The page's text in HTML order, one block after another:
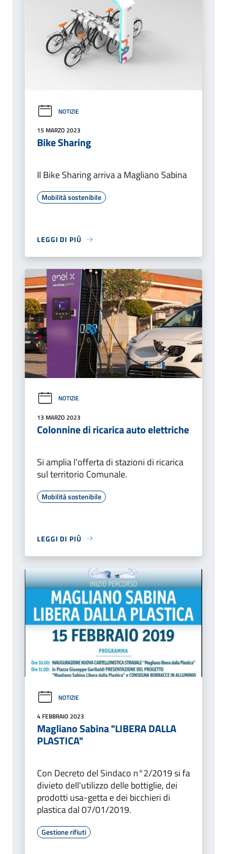
NOTIZIE
15 MARZO 2023
Bike Sharing
Il Bike Sharing arriva a Magliano Sabina
Mobilità sostenibile
LEGGI DI PIÙ
NOTIZIE
13 MARZO 2023
Colonnine di ricarica auto elettriche
Si amplia l'offerta di stazioni di ricarica
sul territorio Comunale.
Mobilità sostenibile
LEGGI DI PIÙ
NOTIZIE
4 FEBBRAIO 2023
Magliano Sabina "LIBERA DALLA
PLASTICA"
Con Decreto del Sindaco n°2/2019 si fa
divieto dell'utilizzo delle bottiglie, dei
prodotti usa-getta e dei bicchieri di
plastica dal 07/01/2019.
Gestione rifiuti